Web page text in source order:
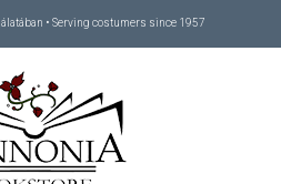
• Serving costumers since 1957